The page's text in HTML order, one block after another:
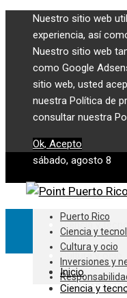
Nuestro sitio web
experiencia, así
Nuestro sitio web
como Google
sitio web, usted
nuestra Política de
consultar nuestra
Ok, Acepto
sábado, agosto 8
Puerto Rico
Ciencia y
Cultura y ocio
Inversiones y
Puerto Rico
Ciencia y
Cultura y ocio
Inversiones y
Inicio
Ciencia y